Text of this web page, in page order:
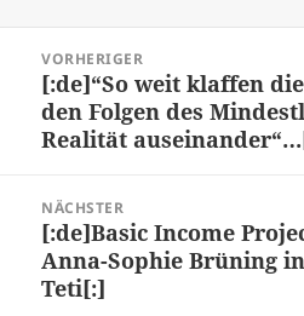
VORHERIGER
Vorheriger
Beitrag:
[:de]“So weit klaffen
den Folgen des
Realität
NÄCHSTER
Nächster
Beitrag:
[:de]Basic Income
Anna-Sophie Brüning
Teti[:]